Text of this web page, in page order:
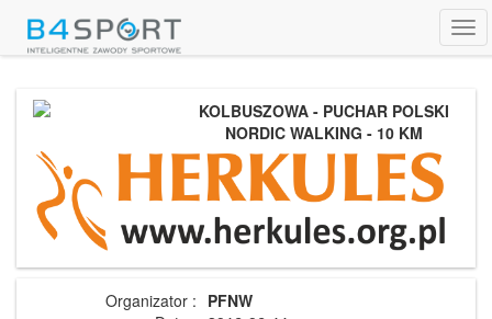
KOLBUSZOWA - PUCHAR POLSKI
NORDIC WALKING - 10 KM
Organizator : PFNW